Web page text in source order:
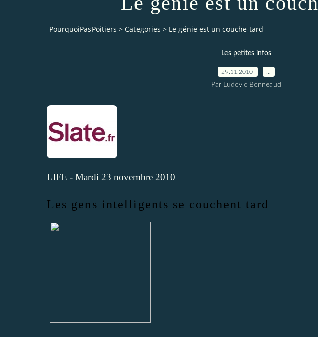
PourquoiPasPoitiers > Categories > Le génie est un couche-tard
Les petites infos
29.11.2010
Par Ludovic Bonneaud
LIFE - Mardi 23 novembre 2010
Les gens intelligents se couchent tard